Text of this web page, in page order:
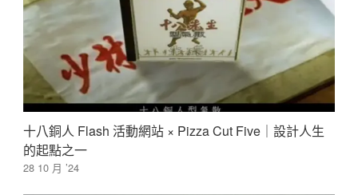
十八銅人 Flash 活動網站 × Pizza Cut Five｜設計人生
的起點之一
28 10 月 ’24